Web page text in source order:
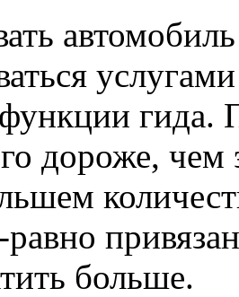
гида.
дороже, чем
больше.